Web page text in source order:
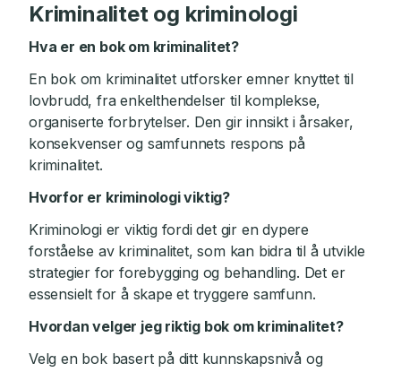
Kriminalitet og kriminologi
Hva er en bok om kriminalitet?
En bok om kriminalitet utforsker emner knyttet til
lovbrudd, fra enkelthendelser til komplekse,
organiserte forbrytelser. Den gir innsikt i årsaker,
konsekvenser og samfunnets respons på
kriminalitet.
Hvorfor er kriminologi viktig?
Kriminologi er viktig fordi det gir en dypere
forståelse av kriminalitet, som kan bidra til å utvikle
strategier for forebygging og behandling. Det er
essensielt for å skape et tryggere samfunn.
Hvordan velger jeg riktig bok om kriminalitet?
Velg en bok basert på ditt kunnskapsnivå og